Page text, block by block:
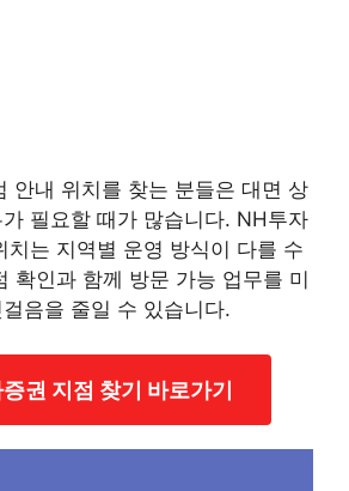
안내 위치를 찾는 분들은 대면 상
필요할 때가 많습니다. NH투자
치는 지역별 운영 방식이 다를 수
확인과 함께 방문 가능 업무를 미
음을 줄일 수 있습니다.
권 지점 찾기 바로가기